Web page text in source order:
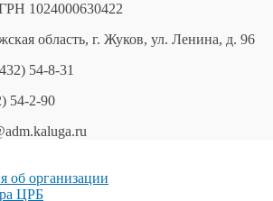
1024000630422
область, г. Жуков, ул. Ленина, д. 96
54-8-31
54-2-90
об организации
ЦРБ